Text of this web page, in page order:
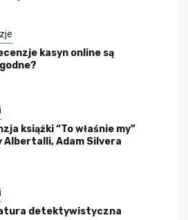
kasyn online są
książki “To właśnie my”
Albertalli, Adam Silvera
detektywistyczna